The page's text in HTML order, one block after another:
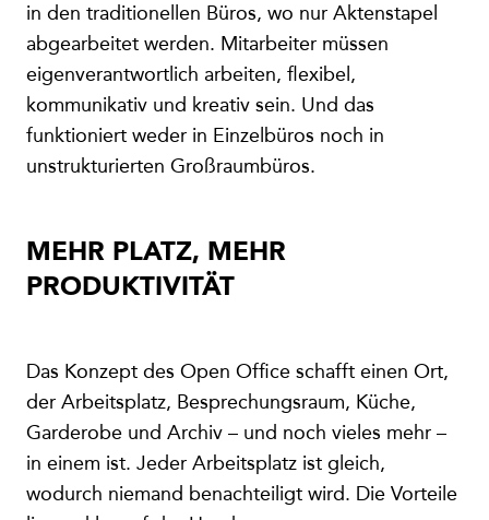
in den traditionellen Büros, wo nur Aktenstapel
abgearbeitet werden. Mitarbeiter müssen
eigenverantwortlich arbeiten, flexibel,
kommunikativ und kreativ sein. Und das
funktioniert weder in Einzelbüros noch in
unstrukturierten Großraumbüros.
MEHR PLATZ, MEHR
PRODUKTIVITÄT
Das Konzept des Open Office schafft einen Ort,
der Arbeitsplatz, Besprechungsraum, Küche,
Garderobe und Archiv – und noch vieles mehr –
in einem ist. Jeder Arbeitsplatz ist gleich,
wodurch niemand benachteiligt wird. Die Vorteile